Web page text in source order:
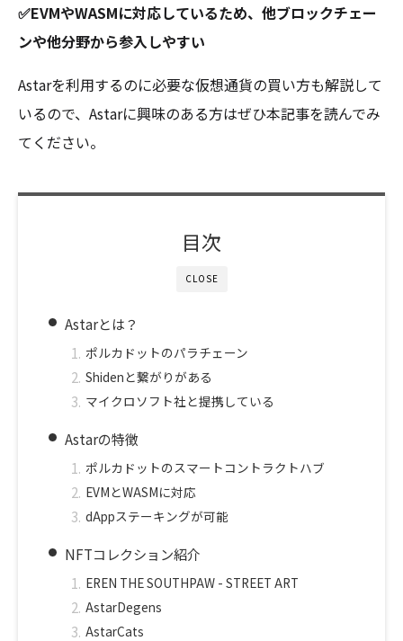
✅EVMやWASMに対応しているため、他ブロックチェー
ンや他分野から参入しやすい
Astarを利用するのに必要な仮想通貨の買い方も解説して
いるので、Astarに興味のある方はぜひ本記事を読んでみ
てください。
CLOSE
目次
Astarとは？
ポルカドットのパラチェーン
Shidenと繋がりがある
マイクロソフト社と提携している
Astarの特徴
ポルカドットのスマートコントラクトハブ
EVMとWASMに対応
dAppステーキングが可能
NFTコレクション紹介
EREN THE SOUTHPAW - STREET ART
AstarDegens
AstarCats